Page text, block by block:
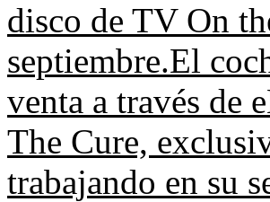
disco de TV On
septiembre.El
venta a través de
The Cure,
trabajando en su